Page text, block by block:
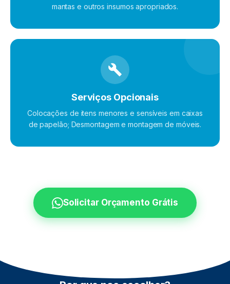
mantas e outros insumos apropriados.
Serviços Opcionais
Colocações de itens menores e sensíveis em caixas
de papelão; Desmontagem e montagem de móveis.
Solicitar Orçamento Grátis